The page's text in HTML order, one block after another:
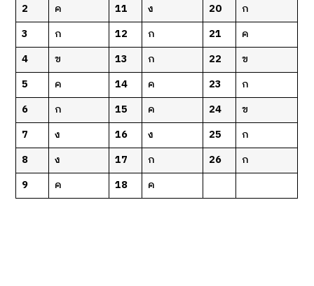
2
ค 11 ง 20
ก
3
ก 12 ก 21
ค
4
ข 13 ก 22
ข
5
ค 14 ค 23
ก
6
ก 15 ค 24
ข
7
ง 16 ง 25
ก
8
ง 17 ก 26
ก
9
ค 18 ค